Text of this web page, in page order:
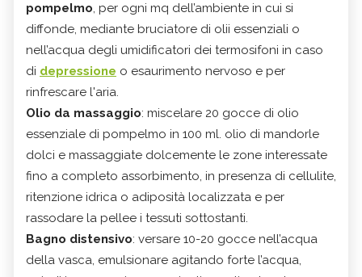
pompelmo, per ogni mq dell’ambiente in cui si
diffonde, mediante bruciatore di olii essenziali o
nell’acqua degli umidificatori dei termosifoni in caso
di depressione o esaurimento nervoso e per
rinfrescare l'aria.
Olio da massaggio: miscelare 20 gocce di olio
essenziale di pompelmo in 100 ml. olio di mandorle
dolci e massaggiate dolcemente le zone interessate
fino a completo assorbimento, in presenza di cellulite,
ritenzione idrica o adiposità localizzata e per
rassodare la pellee i tessuti sottostanti.
Bagno distensivo: versare 10-20 gocce nell’acqua
della vasca, emulsionare agitando forte l’acqua,